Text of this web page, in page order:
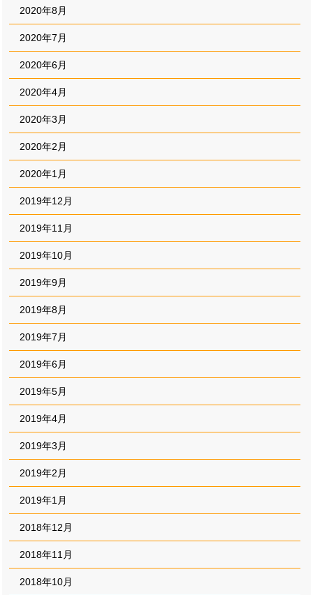
2020年8月
2020年7月
2020年6月
2020年4月
2020年3月
2020年2月
2020年1月
2019年12月
2019年11月
2019年10月
2019年9月
2019年8月
2019年7月
2019年6月
2019年5月
2019年4月
2019年3月
2019年2月
2019年1月
2018年12月
2018年11月
2018年10月